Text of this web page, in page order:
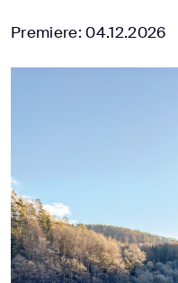
Premiere: 04.12.2026